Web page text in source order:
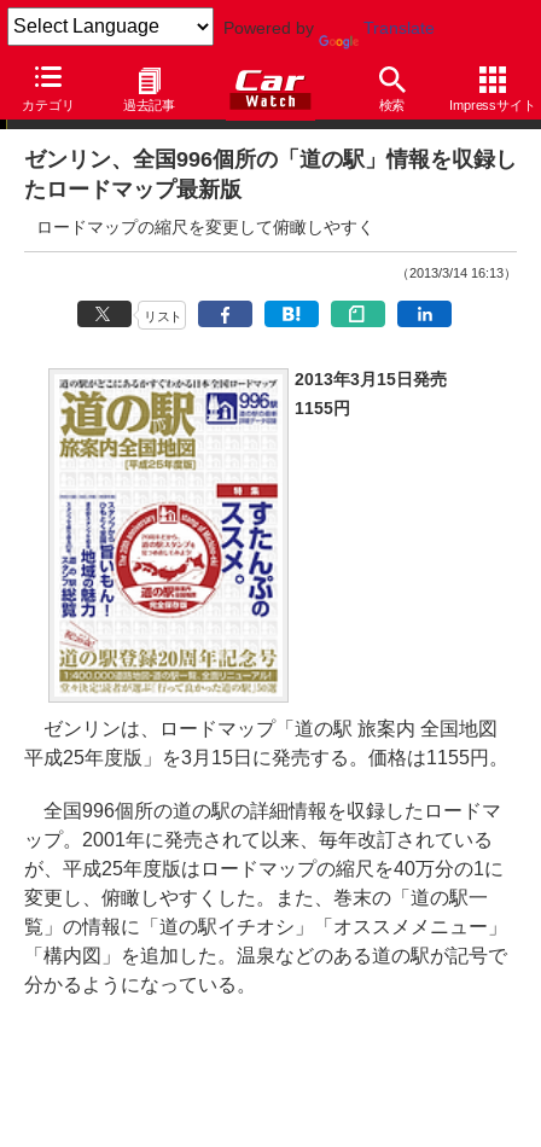
Powered by Translate
カテゴリ 過去記事 検索 Impressサイト
ニュース
ゼンリン、全国996個所の「道の駅」情報を収録し
たロードマップ最新版
ロードマップの縮尺を変更して俯瞰しやすく
（2013/3/14 16:13）
リスト
2013年3月15日発売
1155円
ゼンリンは、ロードマップ「道の駅 旅案内 全国地図
平成25年度版」を3月15日に発売する。価格は1155円。
全国996個所の道の駅の詳細情報を収録したロードマ
ップ。2001年に発売されて以来、毎年改訂されている
が、平成25年度版はロードマップの縮尺を40万分の1に
変更し、俯瞰しやすくした。また、巻末の「道の駅一
覧」の情報に「道の駅イチオシ」「オススメメニュー」
「構内図」を追加した。温泉などのある道の駅が記号で
分かるようになっている。